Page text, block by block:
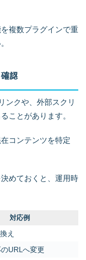
複数プラグインで重
認
ンクや、外部スクリ
ことがあります。
コンテンツを特定
めておくと、運用時
対応例
え
URLへ変更